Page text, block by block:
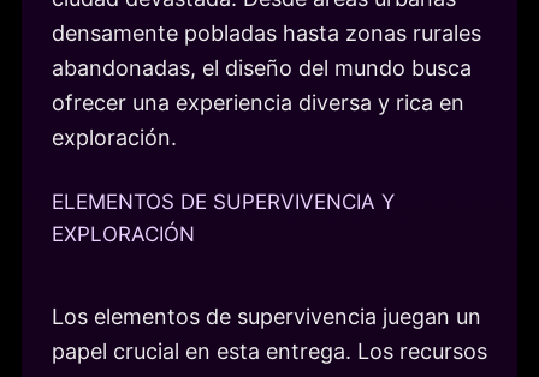
densamente pobladas hasta zonas rurales
abandonadas, el diseño del mundo busca
ofrecer una experiencia diversa y rica en
exploración.
ELEMENTOS DE SUPERVIVENCIA Y
EXPLORACIÓN
Los elementos de supervivencia juegan un
papel crucial en esta entrega. Los recursos